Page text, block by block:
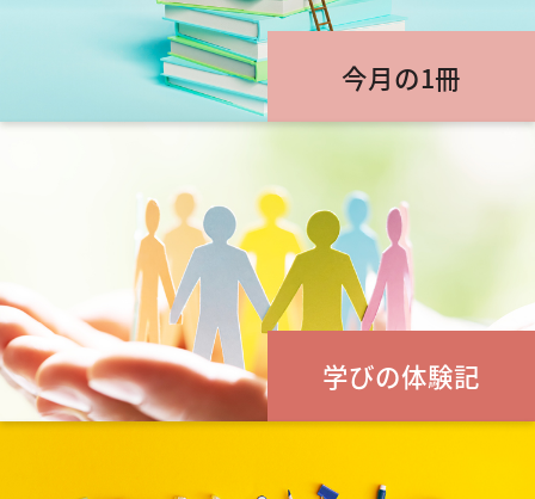
今月の1冊
学びの体験記